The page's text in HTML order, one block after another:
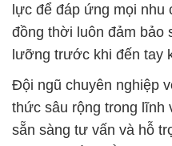
lực để đáp ứng mọi nhu
đồng thời luôn đảm bảo
lưỡng trước khi đến tay
Đội ngũ chuyên nghiệp
thức sâu rộng trong lĩnh
sẵn sàng tư vấn và hỗ